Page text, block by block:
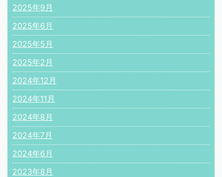
2025年9月
2025年6月
2025年5月
2025年2月
2024年12月
2024年11月
2024年8月
2024年7月
2024年6月
2023年8月